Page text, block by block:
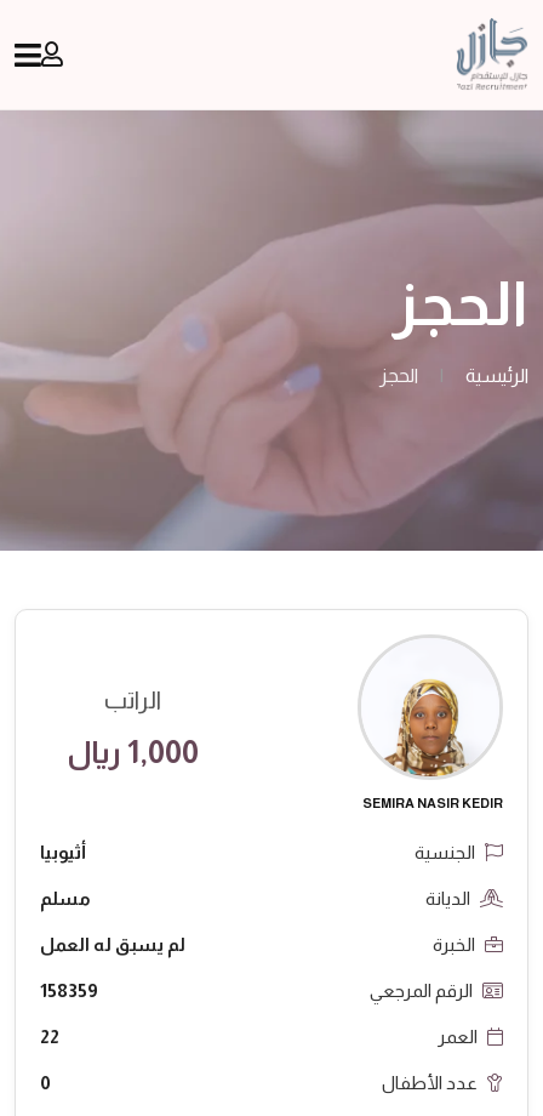
الحجز
الرئيسية | الحجز
SEMIRA NASIR KEDIR
الراتب
1,000 ريال
الجنسية أثيوبيا
الديانة مسلم
الخبرة لم يسبق له العمل
الرقم المرجعي 158359
العمر 22
عدد الأطفال 0